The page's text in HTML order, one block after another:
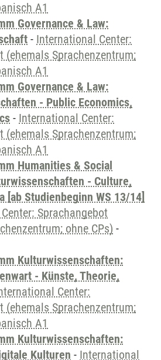
A1
Governance & Law:
- International Center:
(ehemals Sprachenzentrum;
A1
Governance & Law:
- Public Economics,
- International Center:
(ehemals Sprachenzentrum;
A1
Humanities & Social
- Culture,
[ab Studienbeginn WS 13/14]
Sprachangebot
ohne CPs) -
Kulturwissenschaften:
- Künste, Theorie,
Center:
(ehemals Sprachenzentrum;
A1
Kulturwissenschaften:
Kulturen - International